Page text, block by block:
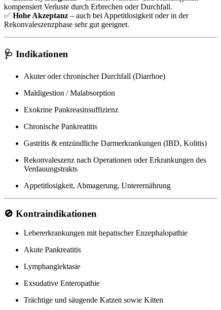
kompensiert Verluste durch Erbrechen oder Durchfall.
✅ Hohe Akzeptanz – auch bei Appetitlosigkeit oder in der
Rekonvaleszenzphase sehr gut geeignet.
🩺 Indikationen
Akuter oder chronischer Durchfall (Diarrhoe)
Maldigestion / Malabsorption
Exokrine Pankreasinsuffizienz
Chronische Pankreatitis
Gastritis & entzündliche Darmerkrankungen (IBD, Kolitis)
Rekonvaleszenz nach Operationen oder Erkrankungen des
Verdauungstrakts
Appetitlosigkeit, Abmagerung, Unterernährung
🚫 Kontraindikationen
Lebererkrankungen mit hepatischer Enzephalopathie
Akute Pankreatitis
Lymphangiektasie
Exsudative Enteropathie
Trächtige und säugende Katzen sowie Kitten